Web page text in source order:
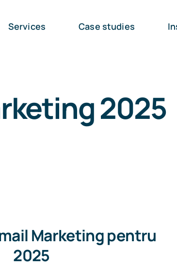
Services Case studies
2025
Marketing pentru
2025